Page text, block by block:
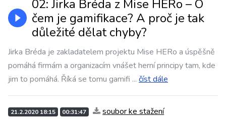
02: Jirka Bréda z Mise HERo – O
čem je gamifikace? A proč je tak
důležité dělat chyby?
Jirka Bréda je zakladatelem projektu Mise HERo a úspěšně
pomáhá firmám a organizacím vnášet herní principy tam, kde
jim to pomáhá. Říká se tomu gamifi ... číst dále
21.2.2020 18:15 00:31:47 soubor ke stažení